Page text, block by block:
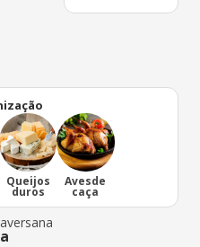
Queijos
duros
Avesde
caça